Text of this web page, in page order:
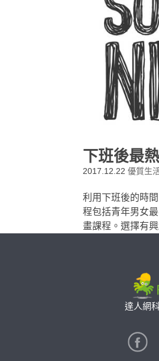
下班後最
2017.12.22 優質生
利用下班後的時
程包括青年男女
畫課程。選擇有
達人網